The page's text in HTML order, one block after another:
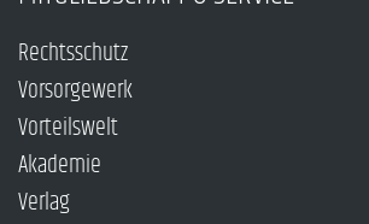
Rechtsschutz
Vorsorgewerk
Vorteilswelt
Akademie
Verlag